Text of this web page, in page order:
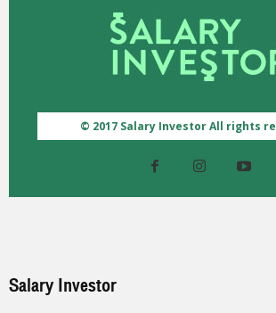
© 2017 Salary Investor All rights
Salary Investor